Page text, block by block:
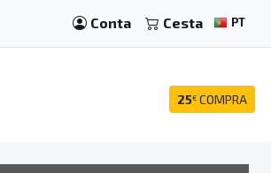
Conta Cesta PT
25€ COMPRA